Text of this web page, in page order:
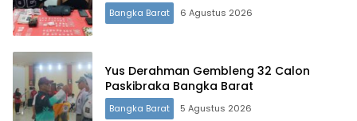
Bangka Barat 6 Agustus 2026
Yus Derahman Gembleng 32 Calon
Paskibraka Bangka Barat
Bangka Barat 5 Agustus 2026